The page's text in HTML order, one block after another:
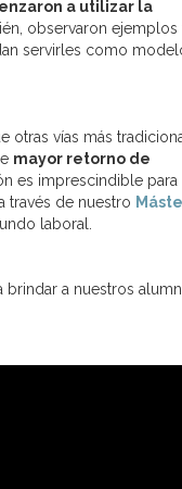
a utilizar la
observaron ejemplos
servirles como
otras vías más
mayor retorno de
es imprescindible para
través de nuestro
laboral.
a nuestros